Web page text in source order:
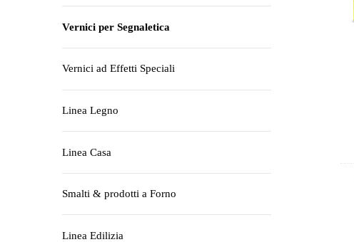
Vernici per Segnaletica
Vernici ad Effetti Speciali
Linea Legno
Linea Casa
Smalti & prodotti a Forno
Linea Edilizia